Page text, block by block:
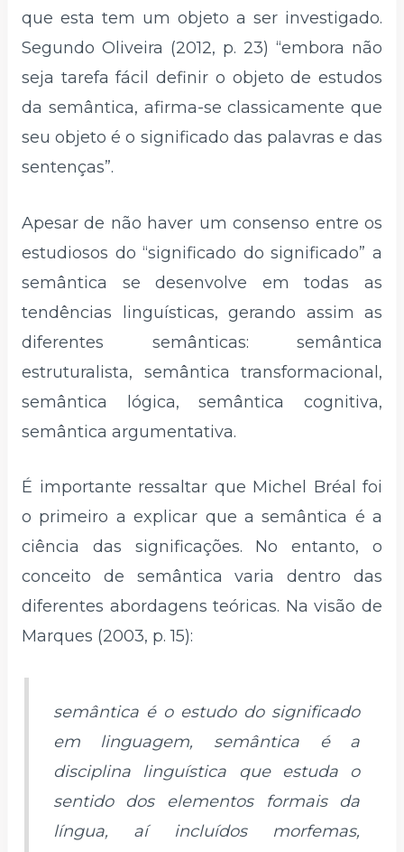
que esta tem um objeto a ser investigado.
Segundo Oliveira (2012, p. 23) “embora não
seja tarefa fácil definir o objeto de estudos
da semântica, afirma-se classicamente que
seu objeto é o significado das palavras e das
sentenças”.
Apesar de não haver um consenso entre os
estudiosos do “significado do significado” a
semântica se desenvolve em todas as
tendências linguísticas, gerando assim as
diferentes semânticas: semântica
estruturalista, semântica transformacional,
semântica lógica, semântica cognitiva,
semântica argumentativa.
É importante ressaltar que Michel Bréal foi
o primeiro a explicar que a semântica é a
ciência das significações. No entanto, o
conceito de semântica varia dentro das
diferentes abordagens teóricas. Na visão de
Marques (2003, p. 15):
semântica é o estudo do significado
em linguagem, semântica é a
disciplina linguística que estuda o
sentido dos elementos formais da
língua, aí incluídos morfemas,